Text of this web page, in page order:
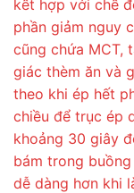
kết hợp với chế
phần giảm nguy
cũng chứa MCT,
giác thèm ăn và
theo khi ép hết
chiều để trục ép
khoảng 30 giây
bám trong
dễ dàng hơn khi